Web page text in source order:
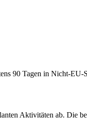
90 Tagen in Nicht-EU-
Aktivitäten ab. Die